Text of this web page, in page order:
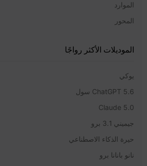
الموارد
المحور
الموديلات الأكثر رواجًا
يوكي
ChatGPT 5.6 سول
Claude 5.0
جيميني 3.1 برو
حيرة الذكاء الاصطناعي
نانو بانانا برو